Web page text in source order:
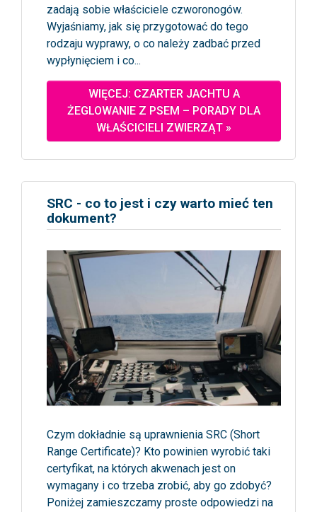
zadają sobie właściciele czworonogów.
Wyjaśniamy, jak się przygotować do tego
rodzaju wyprawy, o co należy zadbać przed
wypłynięciem i co...
WIĘCEJ: CZARTER JACHTU A
ŻEGLOWANIE Z PSEM – PORADY DLA
WŁAŚCICIELI ZWIERZĄT »
SRC - co to jest i czy warto mieć ten
dokument?
Czym dokładnie są uprawnienia SRC (Short
Range Certificate)? Kto powinien wyrobić taki
certyfikat, na których akwenach jest on
wymagany i co trzeba zrobić, aby go zdobyć?
Poniżej zamieszczamy proste odpowiedzi na